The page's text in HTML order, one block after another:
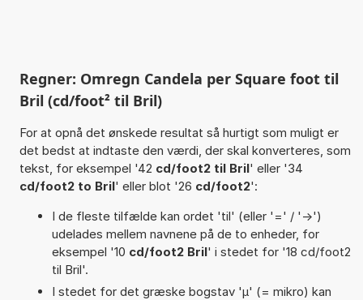
Regner: Omregn Candela per Square foot til
Bril (cd/foot² til Bril)
For at opnå det ønskede resultat så hurtigt som muligt er
det bedst at indtaste den værdi, der skal konverteres, som
tekst, for eksempel '42 cd/foot2 til Bril' eller '34
cd/foot2 to Bril' eller blot '26 cd/foot2':
I de fleste tilfælde kan ordet 'til' (eller '=' / '->')
udelades mellem navnene på de to enheder, for
eksempel '10 cd/foot2 Bril' i stedet for '18 cd/foot2
til Bril'.
I stedet for det græske bogstav 'µ' (= mikro) kan